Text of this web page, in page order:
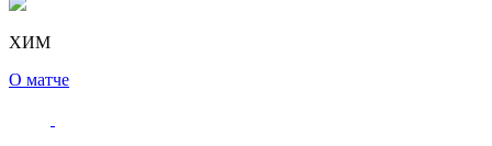
ХИМ
О матче